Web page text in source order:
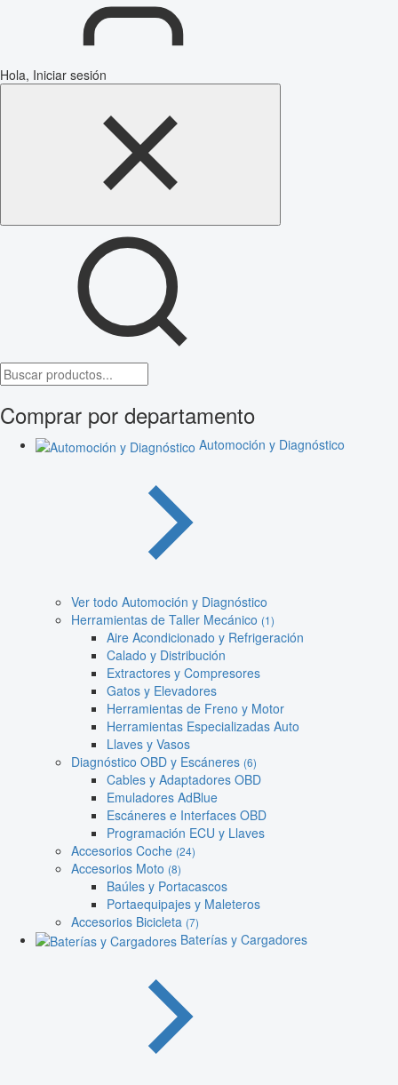
Hola, Iniciar sesión
Comprar por departamento
Automoción y Diagnóstico
Ver todo Automoción y Diagnóstico
Herramientas de Taller Mecánico (1)
Aire Acondicionado y Refrigeración
Calado y Distribución
Extractores y Compresores
Gatos y Elevadores
Herramientas de Freno y Motor
Herramientas Especializadas Auto
Llaves y Vasos
Diagnóstico OBD y Escáneres (6)
Cables y Adaptadores OBD
Emuladores AdBlue
Escáneres e Interfaces OBD
Programación ECU y Llaves
Accesorios Coche (24)
Accesorios Moto (8)
Baúles y Portacascos
Portaequipajes y Maleteros
Accesorios Bicicleta (7)
Baterías y Cargadores